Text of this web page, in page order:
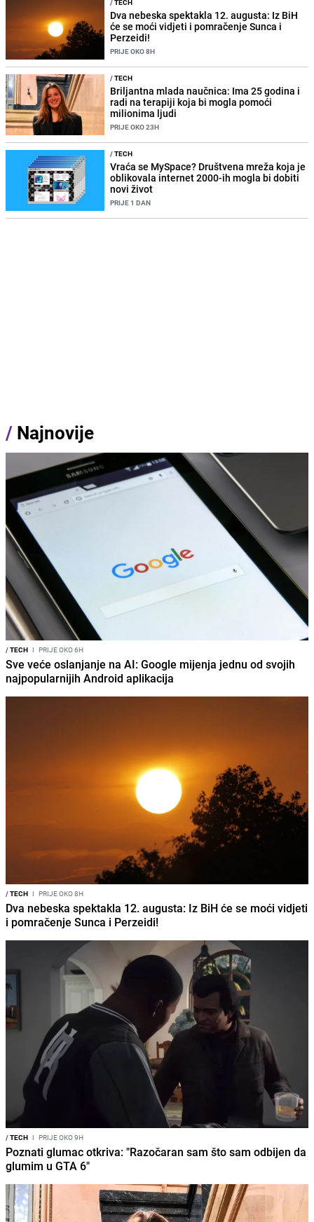
Dva nebeska spektakla 12. augusta: Iz BiH
će se moći vidjeti i pomračenje Sunca i
Perzeidi!
PRIJE OKO 8H
/TECH
Briljantna mlada naučnica: Ima 25 godina i
radi na terapiji koja bi mogla pomoći
milionima ljudi
PRIJE OKO 23H
/TECH
Vraća se MySpace? Društvena mreža koja je
oblikovala internet 2000-ih mogla bi dobiti
novi život
PRIJE 1 DAN
/ Najnovije
/TECH I PRIJE OKO 6H
Sve veće oslanjanje na AI: Google mijenja jednu od svojih
najpopularnijih Android aplikacija
/TECH I PRIJE OKO 8H
Dva nebeska spektakla 12. augusta: Iz BiH će se moći vidjeti
i pomračenje Sunca i Perzeidi!
/TECH I PRIJE OKO 9H
Poznati glumac otkriva: "Razočaran sam što sam odbijen da
glumim u GTA 6"